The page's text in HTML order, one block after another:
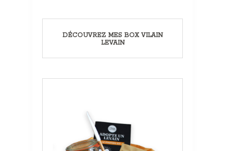
DÉCOUVREZ MES BOX VILAIN
LEVAIN